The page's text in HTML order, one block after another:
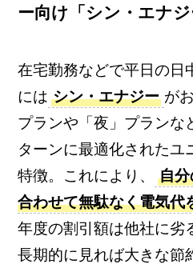
ー向け「シン・エナジ
在宅勤務などで平日の日
には シン・エナジー が
プランや「夜」プランな
ターンに最適化されたユ
特徴。これにより、
自
合わせて無駄なく電気代
年度の割引額は他社に劣
長期的に見れば大きな節